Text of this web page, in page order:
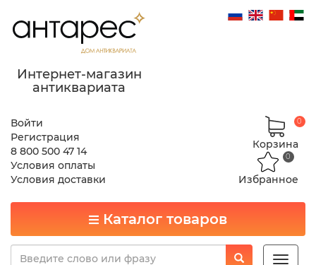
Интернет-магазин
антиквариата
Войти
Регистрация
8 800 500 47 14
Условия оплаты
Условия доставки
Корзина
0
Избранное
0
Каталог товаров
Toggle